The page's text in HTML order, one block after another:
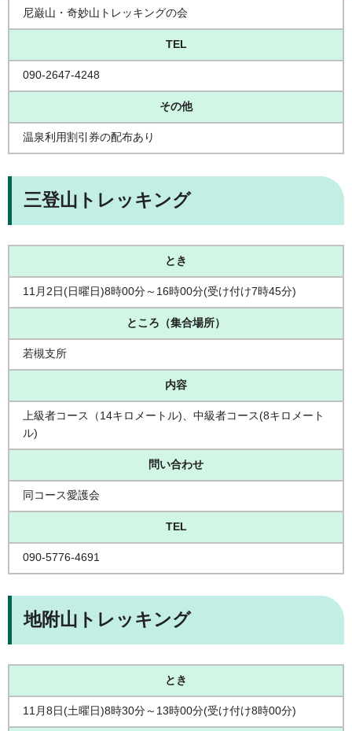
尼巌山・奇妙山トレッキングの会
TEL
090-2647-4248
その他
温泉利用割引券の配布あり
三登山トレッキング
とき
11月2日(日曜日)8時00分～16時00分(受け付け7時45分)
ところ（集合場所）
若槻支所
内容
上級者コース（14キロメートル)、中級者コース(8キロメート
ル)
問い合わせ
同コース愛護会
TEL
090-5776-4691
地附山トレッキング
とき
11月8日(土曜日)8時30分～13時00分(受け付け8時00分)